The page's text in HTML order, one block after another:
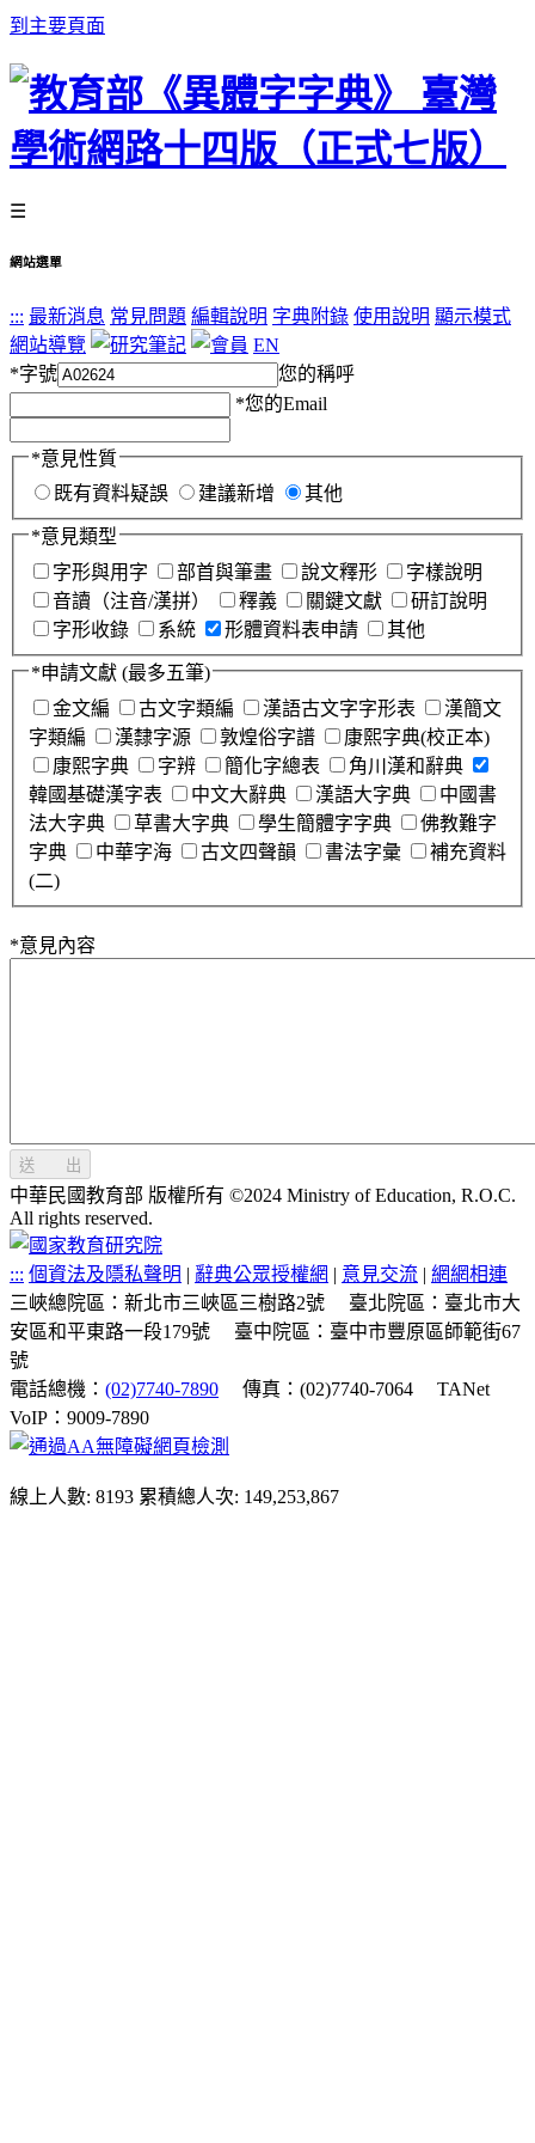
到主要頁面
☰
網站選單
::: 最新消息 常見問題 編輯說明 字典附錄 使用說明 顯示模式
網站導覽
EN
*字號
您的稱呼
*您的Email
*意見性質
既有資料疑誤
建議新增 其他
*意見類型
字形與用字
部首與筆畫 說文釋形
字樣說明
音讀（注音/漢拼）
釋義 關鍵文獻
研訂說明
字形收錄
系統 形體資料表申請 其他
*申請文獻 (最多五筆)
金文編
古文字類編 漢語古文字字形表
漢簡文
字類編
漢隸字源 敦煌俗字譜
康熙字典(校正本)
康熙字典
字辨 簡化字總表
角川漢和辭典
韓國基礎漢字表
中文大辭典 漢語大字典
中國書
法大字典
草書大字典 學生簡體字字典
佛教難字
字典
中華字海 古文四聲韻 書法字彙
補充資料
(二)
*意見內容
送 出
中華民國教育部 版權所有 ©2024 Ministry of Education, R.O.C.
All rights reserved.
::: 個資法及隱私聲明 | 辭典公眾授權網 | 意見交流 | 網網相連
三峽總院區：新北市三峽區三樹路2號
臺北院區：臺北市大
安區和平東路一段179號
臺中院區：臺中市豐原區師範街67
號
電話總機： (02)7740-7890 傳真：(02)7740-7064
TANet
VoIP：9009-7890
線上人數: 8193 累積總人次: 149,253,867